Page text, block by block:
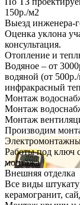
150р./м2
Выезд инженера-
Оценка уклона
консультация.
Отопление и
Водяное – от
водяной (от
инфракрасный
Монтаж
Монтаж
Монтаж
Производим
Работы под ключ
монтажа
Внешняя отделка
Все виды
керамогранит,